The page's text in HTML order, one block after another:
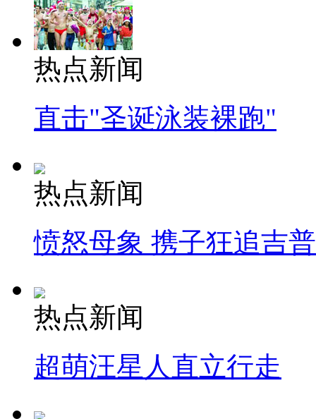
热点新闻
直击"圣诞泳装裸跑"
热点新闻
愤怒母象 携子狂追吉
热点新闻
超萌汪星人直立行走